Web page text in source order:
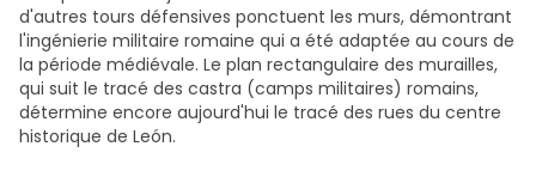
d'autres tours défensives ponctuent les murs, démontrant
l'ingénierie militaire romaine qui a été adaptée au cours de
la période médiévale. Le plan rectangulaire des murailles,
qui suit le tracé des castra (camps militaires) romains,
détermine encore aujourd'hui le tracé des rues du centre
historique de León.